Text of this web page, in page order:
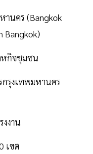
านคร (Bangkok
Bangkok)
กิจชุมชน
กรุงเทพมหานคร
งงาน
เขต